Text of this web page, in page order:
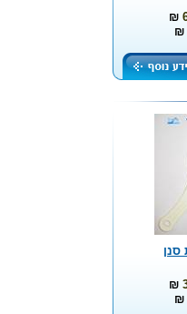
₪
₪
סנן
₪
₪